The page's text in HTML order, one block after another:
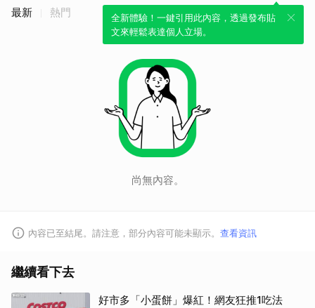
全新體驗！一鍵引用此內容，透過發布貼
文來輕鬆表達個人立場。
最新 熱門
尚無內容。
內容已至結尾。請注意，部分內容可能未顯示。 查看資訊
繼續看下去
好市多「小蛋餅」爆紅！網友狂推1吃法